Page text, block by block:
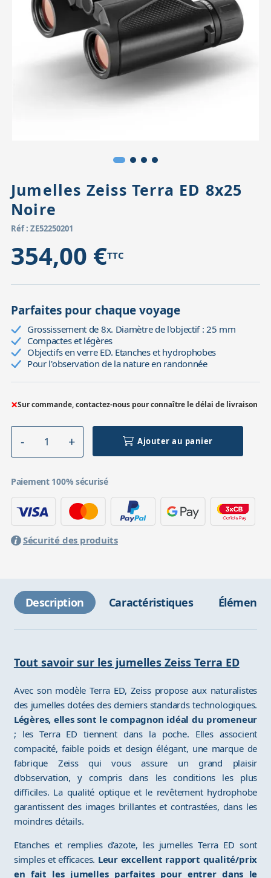
Accessoires pour montures
Têtes
Pièces détachées
Jumelles Zeiss Terra ED 8x25
Noire
Réf : ZE52250201
354,00 €TTC
Parfaites pour chaque voyage
Grossissement de 8x. Diamètre de l'objectif : 25 mm
Compactes et légères
Objectifs en verre ED. Etanches et hydrophobes
Pour l'observation de la nature en randonnée
×Sur commande, contactez-nous pour connaître le délai de livraison
Ajouter au panier
Paiement 100% sécurisé
Sécurité des produits
Description Caractéristiques Éléments
Tout savoir sur les jumelles Zeiss Terra ED
Avec son modèle Terra ED, Zeiss propose aux naturalistes
des jumelles dotées des derniers standards technologiques.
Légères, elles sont le compagnon idéal du promeneur
; les Terra ED tiennent dans la poche. Elles associent
compacité, faible poids et design élégant, une marque de
fabrique Zeiss qui vous assure un grand plaisir
d'observation, y compris dans les conditions les plus
difficiles. La qualité optique et le revêtement hydrophobe
garantissent des images brillantes et contrastées, dans les
moindres détails.
Etanches et remplies d'azote, les jumelles Terra ED sont
simples et efficaces. Leur excellent rapport qualité/prix
en fait les jumelles parfaites pour entrer dans le